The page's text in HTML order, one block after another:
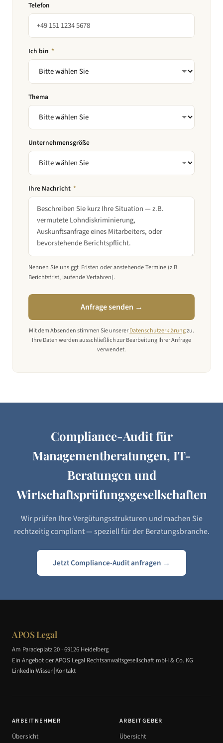
Telefon
Ich bin *
Thema
Unternehmensgröße
Ihre Nachricht *
Nennen Sie uns ggf. Fristen oder anstehende Termine (z.B.
Berichtsfrist, laufende Verfahren).
Anfrage senden →
Mit dem Absenden stimmen Sie unsererDatenschutzerklärungzu.
Ihre Daten werden ausschließlich zur Bearbeitung Ihrer Anfrage
verwendet.
Compliance-Audit für
Managementberatungen, IT-
Beratungen und
Wirtschaftsprüfungsgesellschaften
Wir prüfen Ihre Vergütungsstrukturen und machen Sie
rechtzeitig compliant — speziell fürder Beratungsbranche.
Jetzt Compliance-Audit anfragen →
APOS Legal
Am Paradeplatz 20 · 69126 Heidelberg
Ein Angebot der APOS Legal Rechtsanwaltsgesellschaft mbH & Co. KG
LinkedIn|Wissen|Kontakt
ARBEITNEHMER
Übersicht
ARBEITGEBER
Übersicht